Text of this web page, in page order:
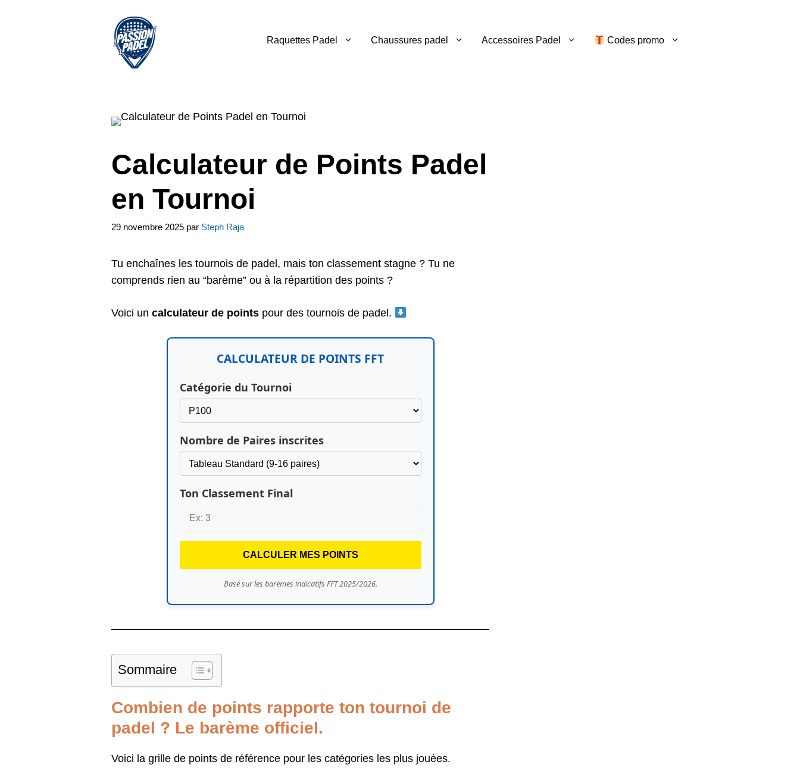
Raquettes Padel Chaussures padel Accessoires Padel Codes promo
Calculateur de Points Padel
en Tournoi
29 novembre 2025 par Steph Raja
Tu enchaînes les tournois de padel, mais ton classement stagne ? Tu ne
comprends rien au “barème” ou à la répartition des points ?
Voici un calculateur de points pour des tournois de padel.
CALCULATEUR DE POINTS FFT
Catégorie du Tournoi
Nombre de Paires inscrites
Ton Classement Final
CALCULER MES POINTS
Basé sur les barèmes indicatifs FFT 2025/2026.
Sommaire
Combien de points rapporte ton tournoi de
padel ? Le barème officiel.
Voici la grille de points de référence pour les catégories les plus jouées.